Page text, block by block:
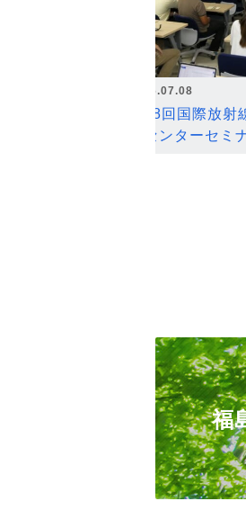
2026.07.08
第18回国際放射
ンセンターセミ
福